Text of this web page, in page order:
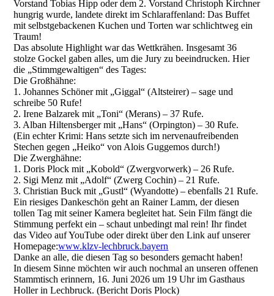
Vorstand Tobias Hipp oder dem 2. Vorstand Christoph Kirchner
hungrig wurde, landete direkt im Schlaraffenland: Das Buffet
mit selbstgebackenen Kuchen und Torten war schlichtweg ein
Traum!
Das absolute Highlight war das Wettkrähen. Insgesamt 36
stolze Gockel gaben alles, um die Jury zu beeindrucken. Hier
die „Stimmgewaltigen“ des Tages:
Die Großhähne:
1. Johannes Schöner mit „Giggal“ (Altsteirer) – sage und
schreibe 50 Rufe!
2. Irene Balzarek mit „Toni“ (Merans) – 37 Rufe.
3. Alban Hiltensberger mit „Hans“ (Orpington) – 30 Rufe.
(Ein echter Krimi: Hans setzte sich im nervenaufreibenden
Stechen gegen „Heiko“ von Alois Guggemos durch!)
Die Zwerghähne:
1. Doris Plock mit „Kobold“ (Zwergvorwerk) – 26 Rufe.
2. Sigi Menz mit „Adolf“ (Zwerg Cochin) – 21 Rufe.
3. Christian Buck mit „Gustl“ (Wyandotte) – ebenfalls 21 Rufe.
Ein riesiges Dankeschön geht an Rainer Lamm, der diesen
tollen Tag mit seiner Kamera begleitet hat. Sein Film fängt die
Stimmung perfekt ein – schaut unbedingt mal rein! Ihr findet
das Video auf YouTube oder direkt über den Link auf unserer
Homepage:www.klzv-lechbruck.bayern
Danke an alle, die diesen Tag so besonders gemacht haben!
In diesem Sinne möchten wir auch nochmal an unseren offenen
Stammtisch erinnern, 16. Juni 2026 um 19 Uhr im Gasthaus
Holler in Lechbruck. (Bericht Doris Plock)